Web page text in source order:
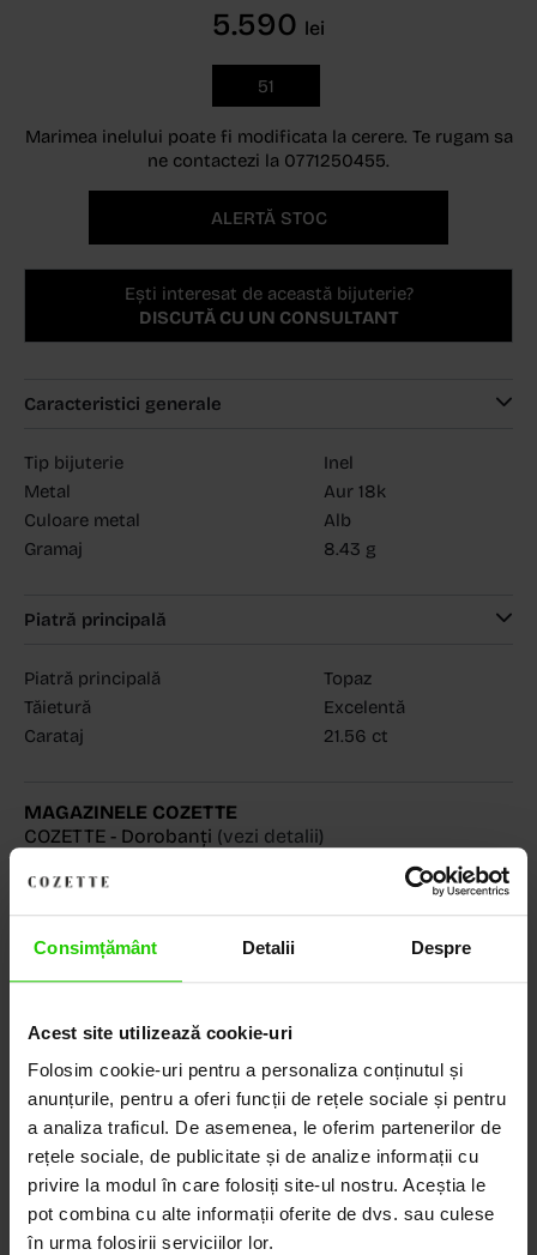
Consimțământ Detalii Despre
Acest site utilizează cookie-uri
Folosim cookie-uri pentru a personaliza conținutul și
anunțurile, pentru a oferi funcții de rețele sociale și pentru
a analiza traficul. De asemenea, le oferim partenerilor de
rețele sociale, de publicitate și de analize informații cu
privire la modul în care folosiți site-ul nostru. Aceștia le
pot combina cu alte informații oferite de dvs. sau culese
în urma folosirii serviciilor lor.
5.590 lei
51
Marimea inelului poate fi modificata la cerere. Te rugam sa
ne contactezi la 0771250455.
ALERTĂ STOC
Ești interesat de această bijuterie?
DISCUTĂ CU UN CONSULTANT
Caracteristici generale
Tip bijuterie
Inel
Metal
Aur 18k
Culoare metal
Alb
Gramaj
8.43 g
Piatră principală
Piatră principală
Topaz
Tăietură
Excelentă
Carataj
21.56 ct
MAGAZINELE COZETTE
COZETTE - Dorobanți (vezi detalii)
Babilonia, Auchan Dr. Taberei, Bucuresti
(vezi detalii)
LOCUL UNDE STILUL
DEVINE ARTĂ!
COZETTE este destinația ta de top pentru bijuterii
elegante și rafinate, create cu măiestrie și pasiune.
Ne mândrim cu o vastă experiență în realizarea celor
mai sofisticate bijuterii din aur, argint și pietre